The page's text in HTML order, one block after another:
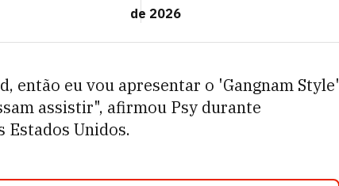
de 2026
então eu vou apresentar o 'Gangnam Style'
assistir", afirmou Psy durante
Unidos.